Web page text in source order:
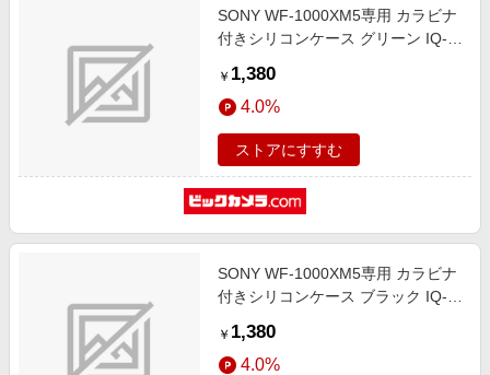
SONY WF-1000XM5専用 カラビナ
付きシリコンケース グリーン IQ-
￥ 1,380
4.0%
ストアにすすむ
SONY WF-1000XM5専用 カラビナ
付きシリコンケース ブラック IQ-
￥ 1,380
4.0%